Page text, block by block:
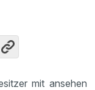
mit ansehen